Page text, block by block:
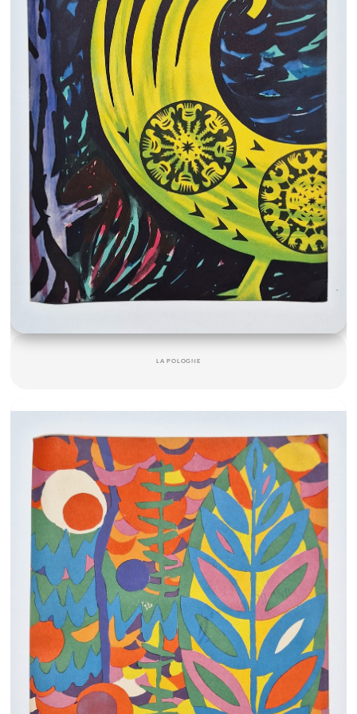
LA POLOGNE